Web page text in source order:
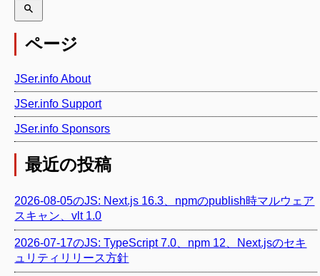
ページ
JSer.info About
JSer.info Support
JSer.info Sponsors
最近の投稿
2026-08-05のJS: Next.js 16.3、npmのpublish時マルウェア
スキャン、vlt 1.0
2026-07-17のJS: TypeScript 7.0、npm 12、Next.jsのセキ
ュリティリリース方針